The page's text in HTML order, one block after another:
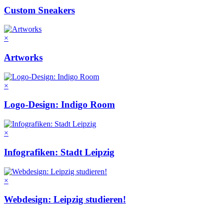
Custom Sneakers
×
Artworks
×
Logo-Design: Indigo Room
×
Infografiken: Stadt Leipzig
×
Webdesign: Leipzig studieren!